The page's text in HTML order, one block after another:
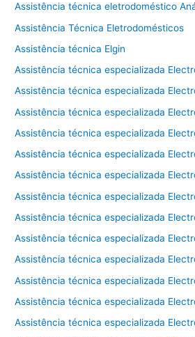
Assistência técnica eletrodoméstico
Assistência Técnica Eletrodomésticos
Assistência técnica Elgin
Assistência técnica especializada
Assistência técnica especializada
Assistência técnica especializada
Assistência técnica especializada
Assistência técnica especializada
Assistência técnica especializada
Assistência técnica especializada
Assistência técnica especializada
Assistência técnica especializada
Assistência técnica especializada
Assistência técnica especializada
Assistência técnica especializada
Assistência técnica especializada